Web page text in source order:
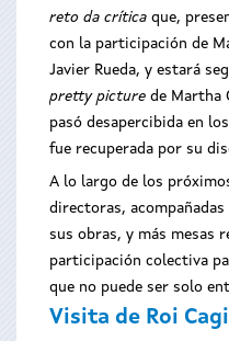
reto da crítica que,
con la participación de
Javier Rueda, y estará
pretty picture de Martha
pasó desapercibida en
fue recuperada por su
A lo largo de los
directoras,
sus obras, y más mesas
participación colectiva
que no puede ser solo
Visita de Roi